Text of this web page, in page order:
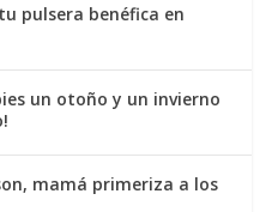
pulsera benéfica en
un otoño y un invierno
mamá primeriza a los